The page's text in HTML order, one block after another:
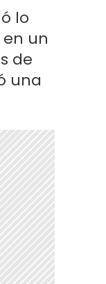
lo
un
de
una